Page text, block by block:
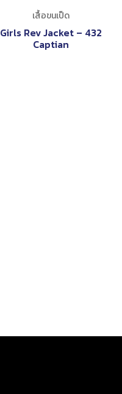
เสื้อขนเป็ด
Girls Rev Jacket – 432
Captian